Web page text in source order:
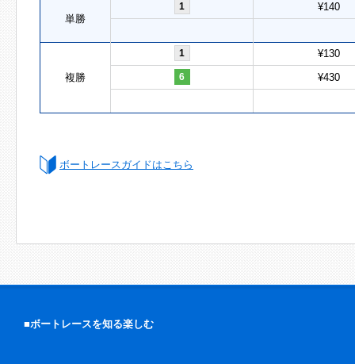
単勝
1 ¥140
複勝
1 ¥130
6 ¥430
ボートレースガイドはこちら
■ボートレースを知る楽しむ